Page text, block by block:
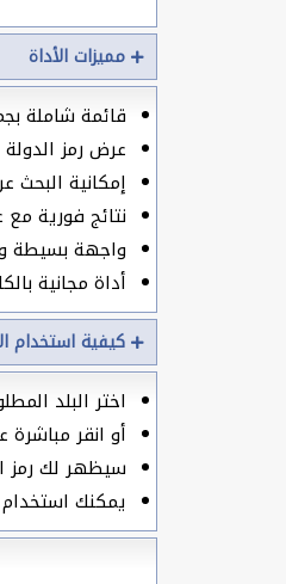
مميزات الأداة
قائمة شاملة
عرض رمز
إمكانية البحث
نتائج فورية
واجهة بسيطة
أداة مجانية
كيفية استخدام
اختر البلد
أو انقر
سيظهر لك رمز
يمكنك استخدام